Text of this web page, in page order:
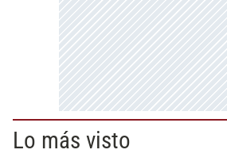
Lo más visto